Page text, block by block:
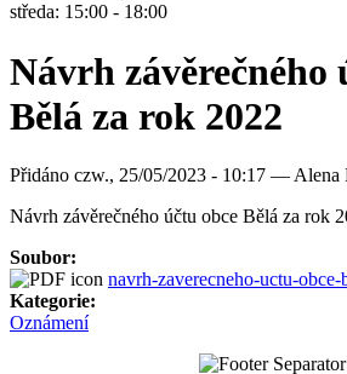
středa: 15:00 - 18:00
Návrh závěrečného
Bělá za rok 2022
Přidáno czw., 25/05/2023 - 10:17 — Alena
Návrh závěrečného účtu obce Bělá za rok
Soubor:
navrh-zaverecneho-uctu-
Kategorie:
Oznámení